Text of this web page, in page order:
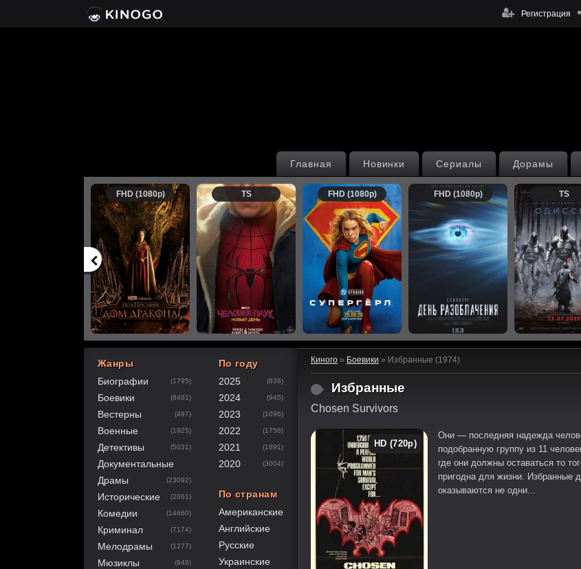
Регистрация
Дорамы
Сериалы
Новинки
Главная
FHD (1080p) TS FHD (1080p) FHD (1080p) TS
Киного » Боевики » Избранные (1974)
Избранные
Chosen Survivors
40
1 2 3 4
HD (720p)
Они — последняя надежда
подобранную группу из 11
где они должны оставаться то
пригодна для жизни.
оказываются не одни...
Жанры
Биографии
(1795)
Боевики (8481)
Вестерны (497)
Военные (1925)
Детективы (5031)
Документальные
Драмы
(23092)
Исторические (2061)
Комедии (14660)
Криминал (7174)
Мелодрамы (1277)
Мюзиклы (849)
По году
2025
(836)
2024 (945)
2023 (1096)
2022 (1756)
2021 (1891)
2020 (3004)
По странам
Американские
Английские
Русские
Украинские